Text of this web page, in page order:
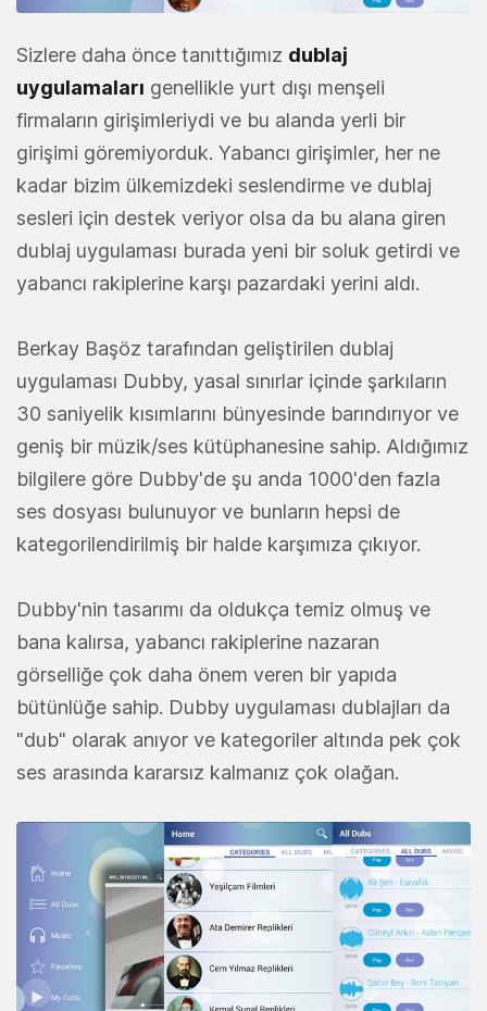
Sizlere daha önce tanıttığımız dublaj
uygulamaları genellikle yurt dışı menşeli
firmaların girişimleriydi ve bu alanda yerli bir
girişimi göremiyorduk. Yabancı girişimler, her ne
kadar bizim ülkemizdeki seslendirme ve dublaj
sesleri için destek veriyor olsa da bu alana giren
dublaj uygulaması burada yeni bir soluk getirdi ve
yabancı rakiplerine karşı pazardaki yerini aldı.
Berkay Başöz tarafından geliştirilen dublaj
uygulaması Dubby, yasal sınırlar içinde şarkıların
30 saniyelik kısımlarını bünyesinde barındırıyor ve
geniş bir müzik/ses kütüphanesine sahip. Aldığımız
bilgilere göre Dubby'de şu anda 1000'den fazla
ses dosyası bulunuyor ve bunların hepsi de
kategorilendirilmiş bir halde karşımıza çıkıyor.
Dubby'nin tasarımı da oldukça temiz olmuş ve
bana kalırsa, yabancı rakiplerine nazaran
görselliğe çok daha önem veren bir yapıda
bütünlüğe sahip. Dubby uygulaması dublajları da
"dub" olarak anıyor ve kategoriler altında pek çok
ses arasında kararsız kalmanız çok olağan.